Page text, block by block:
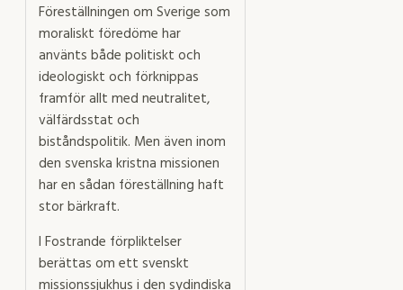
Föreställningen om Sverige som
moraliskt föredöme har
använts både politiskt och
ideologiskt och förknippas
framför allt med neutralitet,
välfärdsstat och
biståndspolitik. Men även inom
den svenska kristna missionen
har en sådan föreställning haft
stor bärkraft.
I Fostrande förpliktelser
berättas om ett svenskt
missionssjukhus i den sydindiska